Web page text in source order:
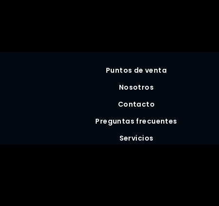
Puntos de venta
Nosotros
Contacto
Preguntas frecuentes
Servicios